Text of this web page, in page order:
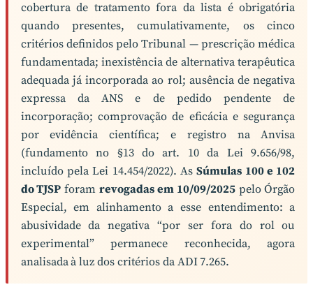
cobertura de tratamento fora da lista é obrigatória
quando presentes, cumulativamente, os cinco
critérios definidos pelo Tribunal — prescrição médica
fundamentada; inexistência de alternativa terapêutica
adequada já incorporada ao rol; ausência de negativa
expressa da ANS e de pedido pendente de
incorporação; comprovação de eficácia e segurança
por evidência científica; e registro na Anvisa
(fundamento no §13 do art. 10 da Lei 9.656/98,
incluído pela Lei 14.454/2022). AsSúmulas 100 e 102
do TJSP foramrevogadas em 10/09/2025pelo Órgão
Especial, em alinhamento a esse entendimento: a
abusividade da negativa “por ser fora do rol ou
experimental” permanece reconhecida, agora
analisada à luz dos critérios da ADI 7.265.